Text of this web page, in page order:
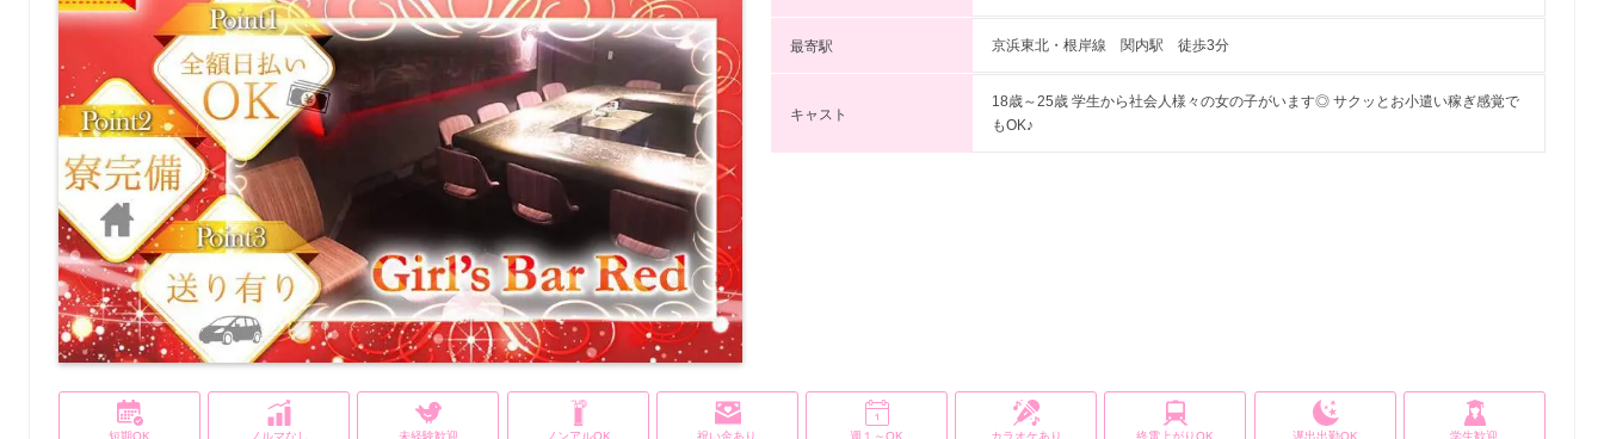
最寄駅 京浜東北・根岸線 関内駅 徒歩3分
キャスト
18歳～25歳 学生から社会人様々の女の子がいます◎ サクッとお小遣い稼ぎ感覚で
もOK♪
短期OK ノルマなし 未経験歓迎 ノンアルOK 祝い金あり 週１～OK カラオケあり 終電上がりOK 遅出出勤OK 学生歓迎